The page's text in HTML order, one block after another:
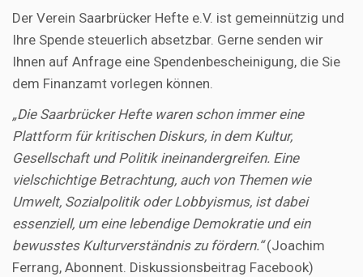
Der Verein Saarbrücker Hefte e.V. ist gemeinnützig und
Ihre Spende steuerlich absetzbar. Gerne senden wir
Ihnen auf Anfrage eine Spendenbescheinigung, die Sie
dem Finanzamt vorlegen können.
„Die Saarbrücker Hefte waren schon immer eine
Plattform für kritischen Diskurs, in dem Kultur,
Gesellschaft und Politik ineinandergreifen. Eine
vielschichtige Betrachtung, auch von Themen wie
Umwelt, Sozialpolitik oder Lobbyismus, ist dabei
essenziell, um eine lebendige Demokratie und ein
bewusstes Kulturverständnis zu fördern.“(Joachim
Ferrang, Abonnent. Diskussionsbeitrag Facebook)